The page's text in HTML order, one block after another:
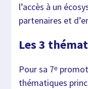
l’accès à un
partenaires et
Les 3
Pour sa 7ᵉ
thématiques